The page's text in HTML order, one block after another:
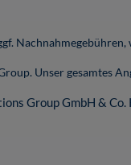
Unser gesamtes
Group GmbH & Co.